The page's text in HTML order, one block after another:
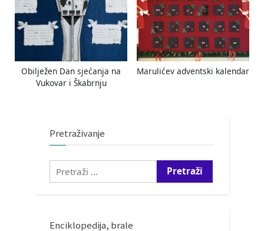
Obilježen Dan sjećanja na
Vukovar i Škabrnju
Marulićev adventski kalendar
Pretraživanje
Pretraži:
Enciklopedija, brale